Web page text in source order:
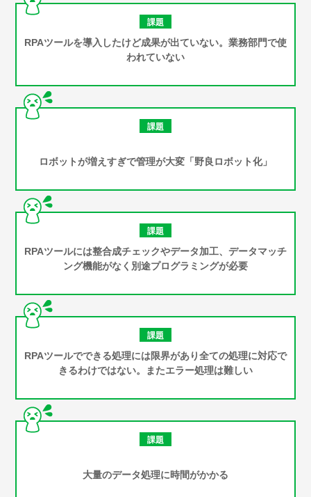
課題
RPAツールを導入したけど成果が出ていない。業務部門で使
われていない
課題
ロボットが増えすぎで管理が大変「野良ロボット化」
課題
RPAツールには整合成チェックやデータ加工、データマッチ
ング機能がなく別途プログラミングが必要
課題
RPAツールでできる処理には限界があり全ての処理に対応で
きるわけではない。
またエラー処理は難しい
課題
大量のデータ処理に時間がかかる